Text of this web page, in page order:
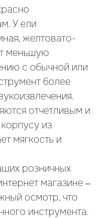
У ели
желтовато-
меньшую
с обычной или
более
отчетливым и
из
мягкость и
розничных
магазине –
осмотр, что
инструмента.